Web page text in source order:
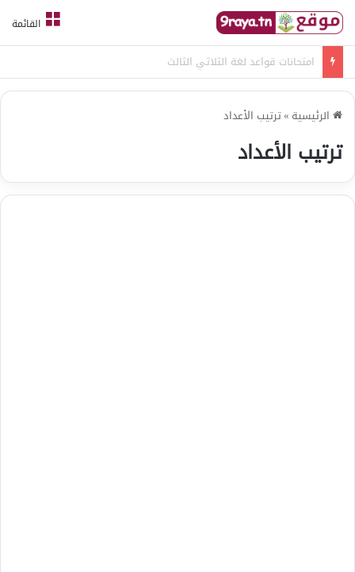
القائمة
امتحانات قواعد لغة الثلاثي الثالث
الرئيسية »ترتيب الأعداد
ترتيب الأعداد